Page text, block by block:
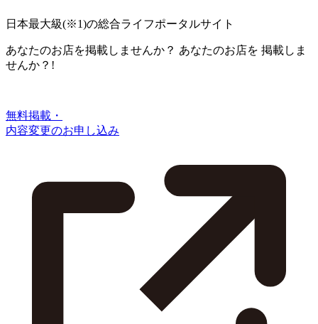
日本最大級(※1)の総合ライフポータルサイト
あなたのお店を掲載しませんか？ あなたのお店を 掲載しま
せんか？!
無料掲載・
内容変更のお申し込み